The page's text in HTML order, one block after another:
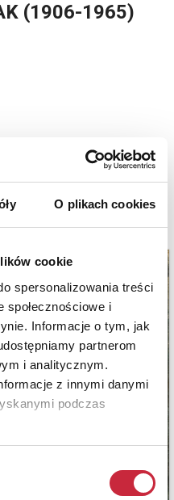
O plikach cookies
cookie
spersonalizowania treści
społecznościowe i
Informacje o tym, jak
partnerom
i analitycznym.
z innymi danymi
podczas
(1906-1965)